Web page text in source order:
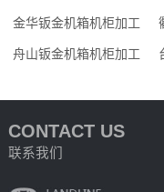
金华钣金机箱机柜加工
舟山钣金机箱机柜加工
CONTACT US
联系我们